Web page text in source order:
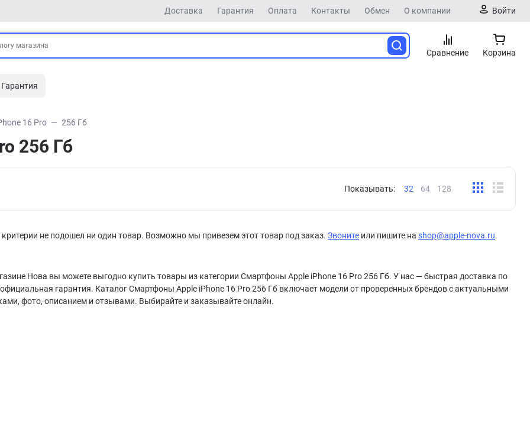
Доставка Гарантия Оплата Контакты Обмен О компании Войти
Сравнение Корзина
Гарантия
16 Pro 256 Гб
256 Гб
Показывать: 32 64 128
не подошел ни один товар. Возможно мы привезем этот товар под заказ. Звоните или пишите на shop@apple-nova.ru.
Нова вы можете выгодно купить товары из категории Смартфоны Apple iPhone 16 Pro 256 Гб. У нас — быстрая доставка по
гарантия. Каталог Смартфоны Apple iPhone 16 Pro 256 Гб включает модели от проверенных брендов с актуальными
фото, описанием и отзывами. Выбирайте и заказывайте онлайн.